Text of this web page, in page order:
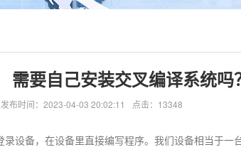
需要自己安装交叉编译系统吗
发布时间：2023-04-03 20:02:11 点击：13348
设备，在设备里直接编写程序。我们设备相当于一